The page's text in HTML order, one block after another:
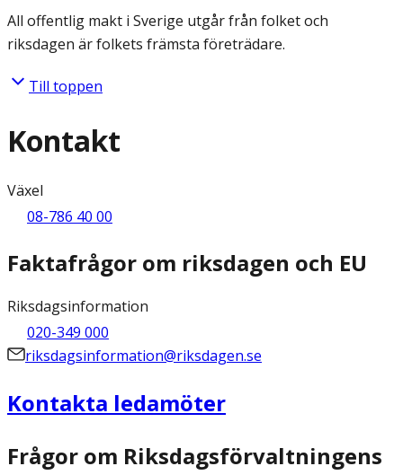
All offentlig makt i Sverige utgår från folket och
riksdagen är folkets främsta företrädare.
Till toppen
Kontakt
Växel
08-786 40 00
Faktafrågor om riksdagen och EU
Riksdagsinformation
020-349 000
riksdagsinformation@riksdagen.se
Kontakta ledamöter
Frågor om Riksdagsförvaltningens